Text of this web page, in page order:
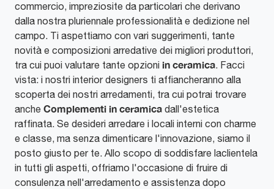
commercio, impreziosite da particolari che derivano
dalla nostra pluriennale professionalità e dedizione nel
campo. Ti aspettiamo con vari suggerimenti, tante
novità e composizioni arredative dei migliori produttori,
tra cui puoi valutare tante opzioni in ceramica. Facci
vista: i nostri interior designers ti affiancheranno alla
scoperta dei nostri arredamenti, tra cui potrai trovare
anche Complementi in ceramica dall'estetica
raffinata. Se desideri arredare i locali interni con charme
e classe, ma senza dimenticare l'innovazione, siamo il
posto giusto per te. Allo scopo di soddisfare laclientela
in tutti gli aspetti, offriamo l'occasione di fruire di
consulenza nell'arredamento e assistenza dopo